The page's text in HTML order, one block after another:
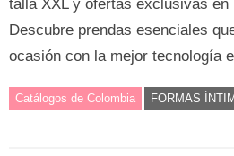
talla XXL y ofertas exclusivas en
Descubre prendas esenciales
ocasión con la mejor tecnología
Catálogos de Colombia FORMAS